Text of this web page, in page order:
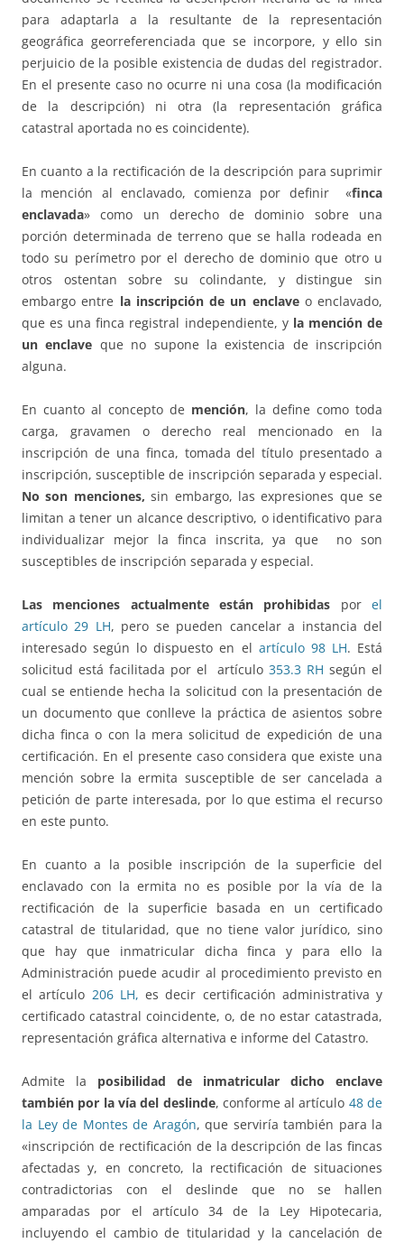
para adaptarla a la resultante de la representación
geográfica georreferenciada que se incorpore, y ello sin
perjuicio de la posible existencia de dudas del registrador.
En el presente caso no ocurre ni una cosa (la modificación
de la descripción) ni otra (la representación gráfica
catastral aportada no es coincidente).
En cuanto a la rectificación de la descripción para suprimir
la mención al enclavado, comienza por definir «finca
enclavada» como un derecho de dominio sobre una
porción determinada de terreno que se halla rodeada en
todo su perímetro por el derecho de dominio que otro u
otros ostentan sobre su colindante, y distingue sin
embargo entre la inscripción de un enclaveo enclavado,
que es una finca registral independiente, y la mención de
un enclave que no supone la existencia de inscripción
alguna.
En cuanto al concepto de mención, la define como toda
carga, gravamen o derecho real mencionado en la
inscripción de una finca, tomada del título presentado a
inscripción, susceptible de inscripción separada y especial.
No son menciones,sin embargo, las expresiones que se
limitan a tener un alcance descriptivo, o identificativo para
individualizar mejor la finca inscrita, ya que no son
susceptibles de inscripción separada y especial.
Las menciones actualmente están prohibidas porel
artículo 29 LH, pero se pueden cancelar a instancia del
interesado según lo dispuesto en el artículo 98 LH. Está
solicitud está facilitada por el artículo353.3 RH según el
cual se entiende hecha la solicitud con la presentación de
un documento que conlleve la práctica de asientos sobre
dicha finca o con la mera solicitud de expedición de una
certificación. En el presente caso considera que existe una
mención sobre la ermita susceptible de ser cancelada a
petición de parte interesada, por lo que estima el recurso
en este punto.
En cuanto a la posible inscripción de la superficie del
enclavado con la ermita no es posible por la vía de la
rectificación de la superficie basada en un certificado
catastral de titularidad, que no tiene valor jurídico, sino
que hay que inmatricular dicha finca y para ello la
Administración puede acudir al procedimiento previsto en
el artículo 206 LH, es decir certificación administrativa y
certificado catastral coincidente, o, de no estar catastrada,
representación gráfica alternativa e informe del Catastro.
Admite la posibilidad de inmatricular dicho enclave
también por la vía del deslinde, conforme al artículo 48 de
la Ley de Montes de Aragón, que serviría también para la
«inscripción de rectificación de la descripción de las fincas
afectadas y, en concreto, la rectificación de situaciones
contradictorias con el deslinde que no se hallen
amparadas por el artículo 34 de la Ley Hipotecaria,
incluyendo el cambio de titularidad y la cancelación de